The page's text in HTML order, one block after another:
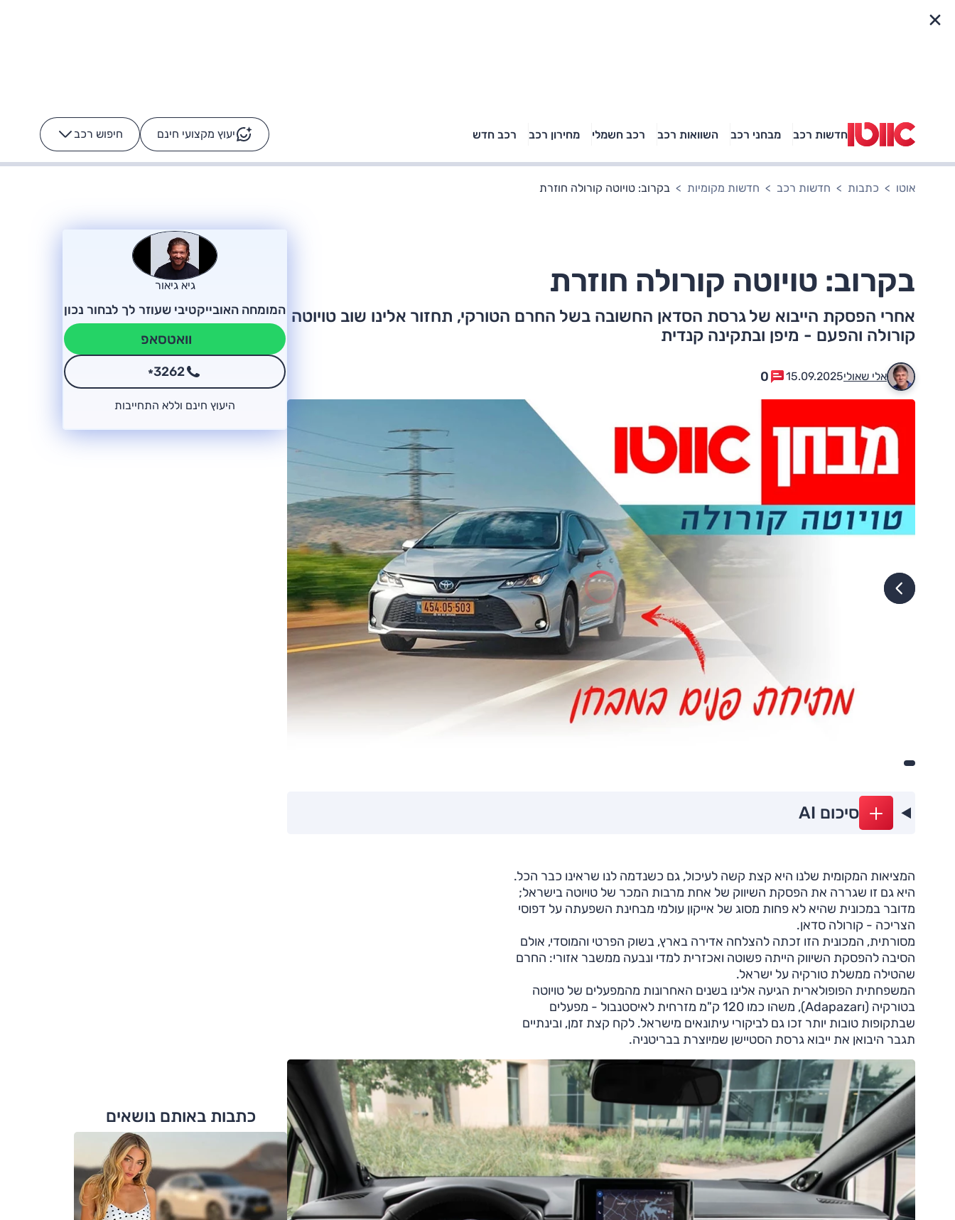
חדשות רכב מבחני רכב השוואות רכב רכב חשמלי מחירון רכב רכב חדש יעוץ מקצועי חינם חיפוש רכב -
באיזה רכב פנאי נוסעת
טויוטה ראב 4, קיה
ספורטאז' לונג ויונדאי
הנייר ועל הכביש
רכבי הסלבס: על מה נוסע
הרכב לא מתקלקל. המסך
כן
אוטו כתבות חדשות רכב חדשות מקומיות בקרוב: טויוטה קורולה חוזרת
בקרוב: טויוטה קורולה חוזרת
אחרי הפסקת הייבוא של גרסת הסדאן החשובה בשל החרם הטורקי, תחזור אלינו שוב טויוטה
קורולה והפעם - מיפן ובתקינה קנדית
אלי שאולי15.09.2025
0
סיכום AI
המציאות המקומית שלנו היא קצת קשה לעיכול, גם כשנדמה לנו שראינו כבר הכל.
היא גם זו שגררה את הפסקת השיווק של אחת מרבות המכר של טויוטה בישראל;
מדובר במכונית שהיא לא פחות מסוג של אייקון עולמי מבחינת השפעתה על דפוסי
הצריכה - קורולה סדאן.
מסורתית, המכונית הזו זכתה להצלחה אדירה בארץ, בשוק הפרטי והמוסדי, אולם
הסיבה להפסקת השיווק הייתה פשוטה ואכזרית למדי ונבעה ממשבר אזורי: החרם
שהטילה ממשלת טורקיה על ישראל.
המשפחתית הפופולארית הגיעה אלינו בשנים האחרונות מהמפעלים של טויוטה
בטורקיה (Adapazarı), משהו כמו 120 ק"מ מזרחית לאיסטנבול - מפעלים
שבתקופות טובות יותר זכו גם לביקורי עיתונאים מישראל. לקח קצת זמן, ובינתיים
תגבר היבואן את ייבוא גרסת הסטיישן שמיוצרת בבריטניה.
גיא גיאור
המומחה האובייקטיבי שעוזר לך לבחור נכון
וואטסאפ
*3262
היעוץ חינם וללא התחייבות
כתבות באותם נושאים